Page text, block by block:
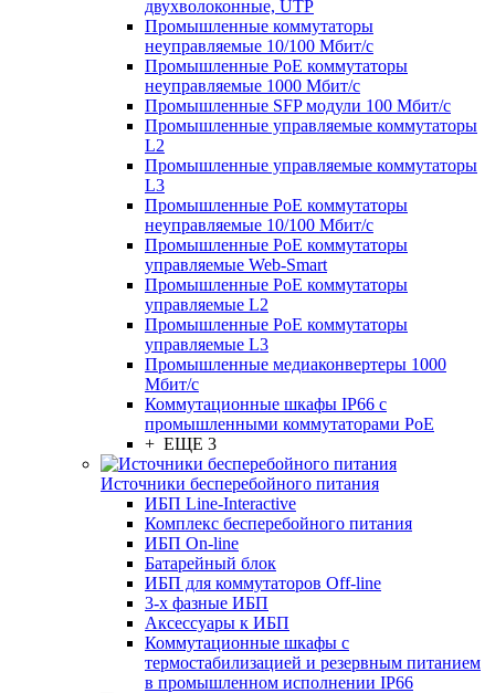
двухволоконные, UTP
Промышленные коммутаторы
неуправляемые 10/100 Мбит/с
Промышленные PoE коммутаторы
неуправляемые 1000 Мбит/с
Промышленные SFP модули 100 Мбит/c
Промышленные управляемые коммутаторы
L2
Промышленные управляемые коммутаторы
L3
Промышленные PoE коммутаторы
неуправляемые 10/100 Мбит/с
Промышленные PoE коммутаторы
управляемые Web-Smart
Промышленные PoE коммутаторы
управляемые L2
Промышленные PoE коммутаторы
управляемые L3
Промышленные медиаконвертеры 1000
Мбит/с
Коммутационные шкафы IP66 c
промышленными коммутаторами PoE
+ ЕЩЕ 3
Источники бесперебойного питания
ИБП Line-Interactive
Комплекс бесперебойного питания
ИБП On-line
Батарейный блок
ИБП для коммутаторов Off-line
3-х фазные ИБП
Аксессуары к ИБП
Коммутационные шкафы с
термостабилизацией и резервным питанием
в промышленном исполнении IP66